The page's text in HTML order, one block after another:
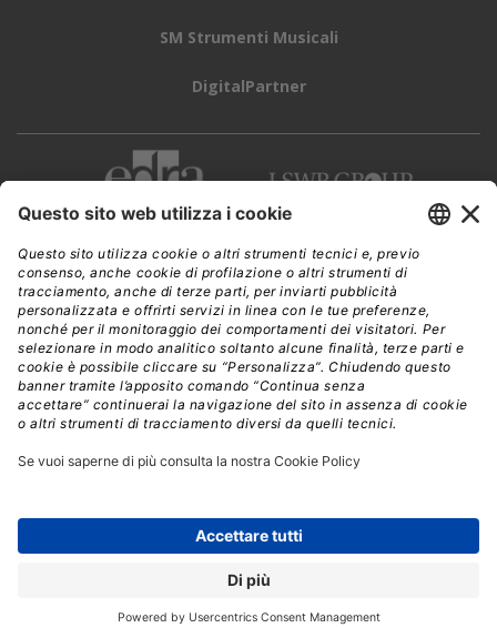
SM Strumenti Musicali
DigitalPartner
CWI è una testata giornalistica diEdra Edizioni s.r.l.
Direzione, amministrazione, redazione, pubblicità
Viale Enrico Forlanini 21 - 20134 Milano
Tel. +39 02 881841
C.F./P IVA 13002100157
www.edraedizioni.it|Privacy
Follow Us